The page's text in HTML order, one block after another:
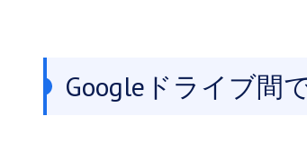
Googleドライブ間